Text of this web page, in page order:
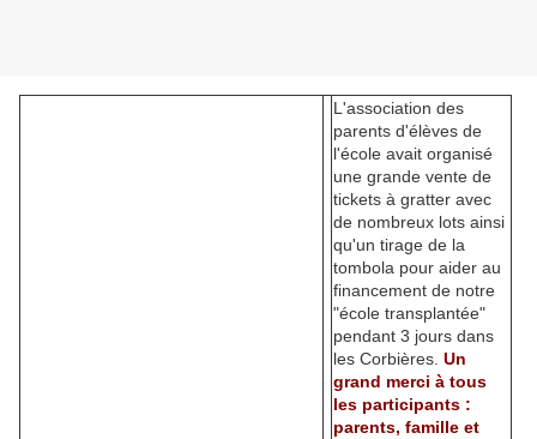
L'association des
parents d'élèves de
l'école avait organisé
une grande vente de
tickets à gratter avec
de nombreux lots ainsi
qu'un tirage de la
tombola pour aider au
financement de notre
"école transplantée"
pendant 3 jours dans
les Corbières. Un
grand merci à tous
les participants :
parents, famille et